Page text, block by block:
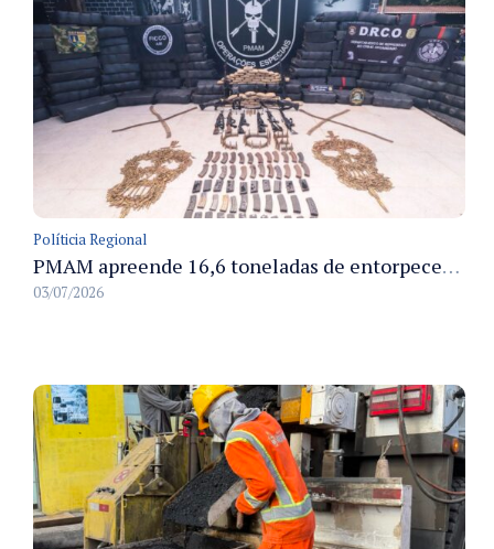
Políticia Regional
PMAM apreende 16,6 toneladas de entorpecentes e registra aumento nas prisões em flagrante e nas capturas de foragidos no primeiro semestre de 2026
03/07/2026